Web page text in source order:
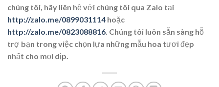
chúng tôi, hãy liên hệ với chúng tôi qua Zalo tại
http://zalo.me/0899031114 hoặc
http://zalo.me/0823088816. Chúng tôi luôn sẵn sàng hỗ
trợ bạn trong việc chọn lựa những mẫu hoa tươi đẹp
nhất cho mọi dịp.